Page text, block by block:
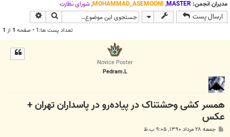
مدیران انجمن: MASTER
,
MOHAMMAD_ASEMOONI
,شوراي نظارت
ارسال پست جستجو
تعداد پست ها:1 • صفحه 1 از 1
Novice Poster
Pedram.L
همسر کشی وحشتناک در پیاده‌رو در پاسداران تهران +
عکس
جمعه ۲۸ مرداد ۱۳۹۰, ۹:۰۵ ب.ظ